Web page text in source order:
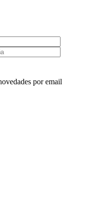
por email